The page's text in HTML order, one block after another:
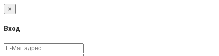
×
Вход